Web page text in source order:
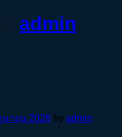
admin
นายน 2026 by admin